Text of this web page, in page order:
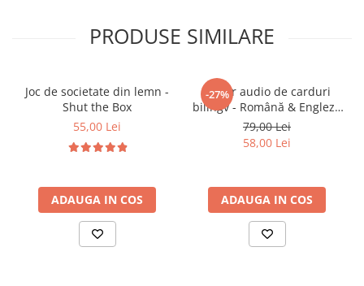
Stimuleazăcuriozitatea și spiritul explorator
Încurajează cooperarea și comunicarea în joaca
în grup
Contribuie la încrederea în sine prin
🎯Ideal pentru:
1 an +
PRODUSE SIMILARE
Joc de societate din lemn -
Shut the Box
55,00 Lei
ADAUGA IN COS
-27%
Cititor audio de carduri
bilingv - Română & Engleză
Albastru (224 carduri / 448
cuvinte)
79,00 Lei
58,00 Lei
ADAUGA IN COS